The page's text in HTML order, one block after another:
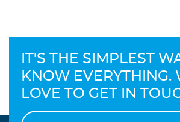
IT'S THE SIMPLEST
KNOW EVERYTHING.
LOVE TO GET IN